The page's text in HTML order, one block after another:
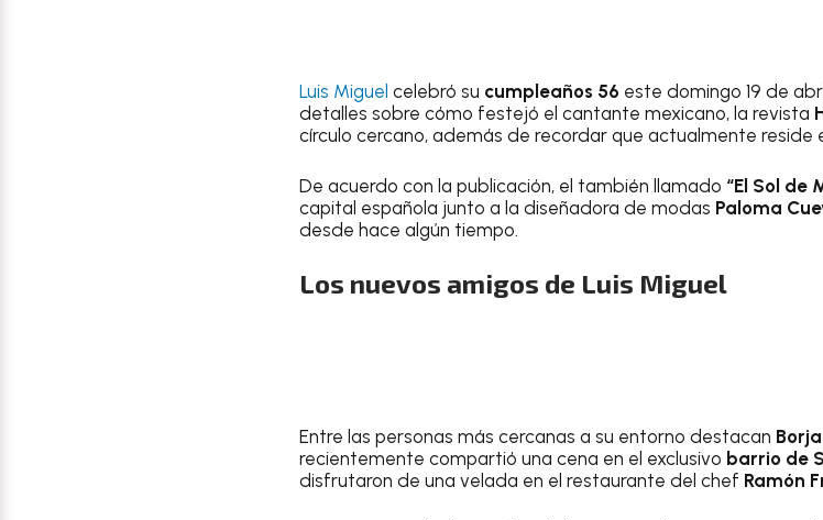
Luis Miguel celebró su cumpleaños 56 este domingo 19 de
detalles sobre cómo festejó el cantante mexicano, la revista
círculo cercano, además de recordar que actualmente reside
De acuerdo con la publicación, el también llamado “El Sol de
capital española junto a la diseñadora de modas Paloma
desde hace algún tiempo.
Los nuevos amigos de Luis Miguel
Entre las personas más cercanas a su entorno destacan
recientemente compartió una cena en el exclusivo barrio de
disfrutaron de una velada en el restaurante del chef Ramón